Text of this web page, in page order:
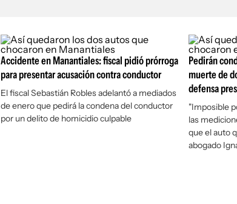
Publicaciones
Newsletters
Argentina
España
Estados Unidos
Accidente en Manantiales: fiscal pidió prórroga
para presentar acusación contra conductor
El fiscal Sebastián Robles adelantó a mediados
de enero que pedirá la condena del conductor
por un delito de homicidio culpable
Pedirán
muerte de
defensa
"Imposible
las
que el auto
abogado